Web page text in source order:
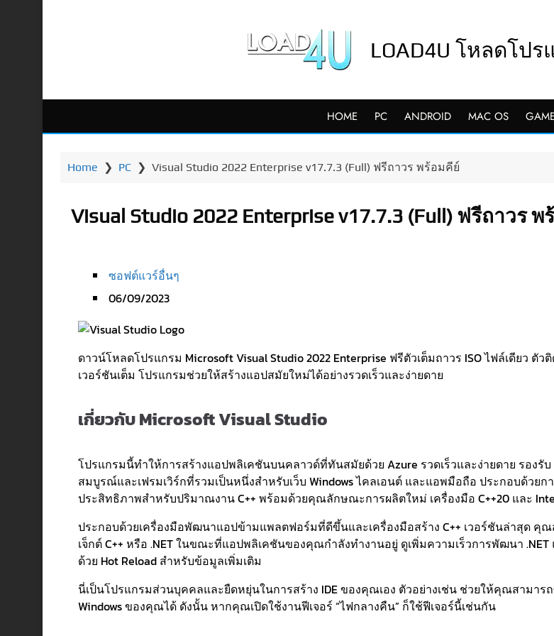
LOAD4U โหลดโป
HOME PC ANDROID MAC OS
Home ❯ PC❯ Visual Studio 2022 Enterprise v17.7.3 (Full) ฟรีถาวร พร้อมคีย์
Visual Studio 2022 Enterprise v17.7.3 (Full) ฟรีถาวร พ
ซอฟต์แวร์อื่นๆ
06/09/2023
ดาวน์โหลดโปรแกรม Microsoft Visual Studio 2022 Enterprise ฟรีตัวเต็มถาวร ISO ไฟล์เดียว ตัว
เวอร์ชันเต็ม โปรแกรมช่วยให้สร้างแอปสมัยใหม่ได้อย่างรวดเร็วและง่ายดาย
เกี่ยวกับ Microsoft Visual Studio
โปรแกรมนี้ทำให้การสร้างแอปพลิเคชันบนคลาวด์ที่ทันสมัยด้วย Azure รวดเร็วและง่ายดาย รองรับ
สมบูรณ์และเฟรมเวิร์กที่รวมเป็นหนึ่งสำหรับเว็บ Windows ไคลเอนต์ และแอพมือถือ ประกอบด้วย
ประสิทธิภาพสำหรับปริมาณงาน C++ พร้อมด้วยคุณลักษณะการผลิตใหม่ เครื่องมือ C++20 และ
ประกอบด้วยเครื่องมือพัฒนาแอปข้ามแพลตฟอร์มที่ดีขึ้นและเครื่องมือสร้าง C++ เวอร์ชันล่าสุด คุ
เจ็กต์ C++ หรือ .NET ในขณะที่แอปพลิเคชันของคุณกำลังทำงานอยู่ ดูเพิ่มความเร็วการพัฒนา
ด้วย Hot Reload สำหรับข้อมูลเพิ่มเติม
นี่เป็นโปรแกรมส่วนบุคคลและยืดหยุ่นในการสร้าง IDE ของคุณเอง ตัวอย่างเช่น ช่วยให้คุณสามาร
Windows ของคุณได้ ดังนั้น หากคุณเปิดใช้งานฟีเจอร์ “ไฟกลางคืน” ก็ใช้ฟีเจอร์นี้เช่นกัน